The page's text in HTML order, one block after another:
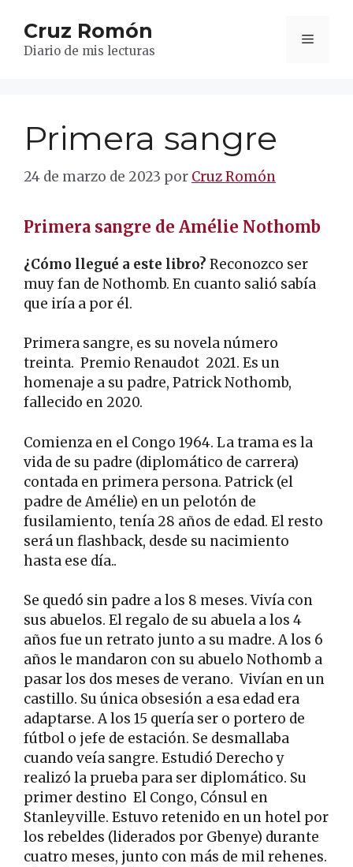
contenido
Cruz Romón
Diario de mis lecturas
Menú
Primera sangre
24 de marzo de 2023 por Cruz Romón
Primera sangre de Amélie Nothomb
¿Cómo llegué a este libro? Reconozco ser
muy fan de Nothomb. En cuanto salió sabía
que iría a por él.
Primera sangre, es su novela número
treinta. Premio Renaudot 2021. Es un
homenaje a su padre, Patrick Nothomb,
fallecido en 2020.
Comienza en el Congo 1964. La trama es la
vida de su padre (diplomático de carrera)
contada en primera persona. Patrick (el
padre de Amélie) en un pelotón de
fusilamiento, tenía 28 años de edad. El resto
será un flashback, desde su nacimiento
hasta ese día..
Se quedó sin padre a los 8 meses. Vivía con
sus abuelos. El regalo de su abuela a los 4
años fue un retrato junto a su madre. A los 6
años le mandaron con su abuelo Nothomb a
pasar los dos meses de verano. Vivían en un
castillo. Su única obsesión a esa edad era
adaptarse. A los 15 quería ser o portero de
fútbol o jefe de estación. Se desmallaba
cuando veía sangre. Estudió Derecho y
realizó la prueba para ser diplomático. Su
primer destino El Congo, Cónsul en
Stanleyville. Estuvo retenido en un hotel por
los rebeldes (liderados por Gbenye) durante
cuatro meses, junto con más de mil rehenes.